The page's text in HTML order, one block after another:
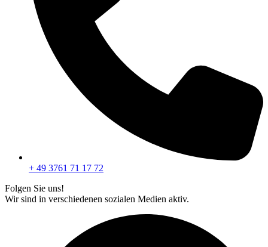
+ 49 3761 71 17 72
Folgen Sie uns!
Wir sind in verschiedenen sozialen Medien aktiv.